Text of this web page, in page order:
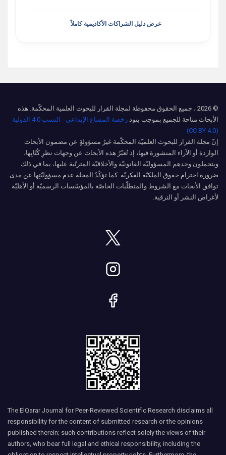
عرض دليل الشراكات الأكاديمية كاملاً
© 2026 ، جميع الحقوق محفوظة لمجلة القرار للبحوث العلمية المحكّمة. هذه
الأبحاث متاحة للجميع بموجب بنود
رخصة المشاع الإبداعي - النسب 4.0 الدولية
(CC BY 4.0)
إنّ مجلة القرار للبحوث العلميّة المحكّمة غيرُ مسؤولةٍ عن مضمون الأبحاث
الواردة أو الآراء المنشورة فيها، إذ تُعبّرُ هذه الأبحاث عن وجهات نظرِ كُتّابِها،
ويتحملون وحدهم المسؤوليّة القانونيّة والأخلاقيّة المترتّبة عليها، بما في ذلك
ضرورة احترام حقوق الملكيّة الفكريّة. كما تؤكّدُ المجلة عدم مسؤوليّتِها عن مدى
توافق الأبحاث مع الشروط والمتطلّبات الخاصّة بالمؤسّسات الرسميّة أو الأهليّة
لأغراض النشر أو الترقية.
The ElQarar Journal for Peer-Reviewed Scientific Research disclaims all
responsibility for the content of submitted research or the opinions
published therein; such contributions reflect solely the views of their
authors, who bear full legal and ethical responsibility, including the